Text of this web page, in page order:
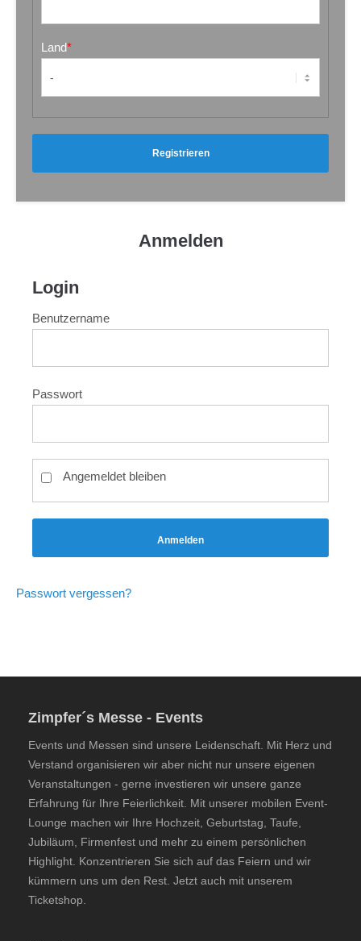
Land*
Registrieren
Anmelden
Login
Benutzername
Passwort
Angemeldet bleiben
Anmelden
Passwort vergessen?
Zimpfer´s Messe - Events
Events und Messen sind unsere Leidenschaft. Mit Herz und
Verstand organisieren wir aber nicht nur unsere eigenen
Veranstaltungen - gerne investieren wir unsere ganze
Erfahrung für Ihre Feierlichkeit. Mit unserer mobilen Event-
Lounge machen wir Ihre Hochzeit, Geburtstag, Taufe,
Jubiläum, Firmenfest und mehr zu einem persönlichen
Highlight. Konzentrieren Sie sich auf das Feiern und wir
kümmern uns um den Rest. Jetzt auch mit unserem
Ticketshop.